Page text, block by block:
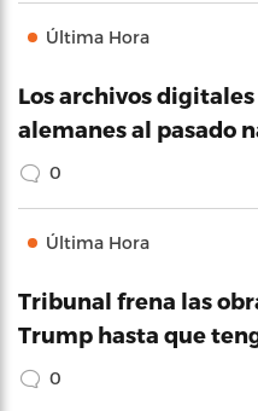
Última Hora
Los archivos
alemanes al pasado
0
Última Hora
Tribunal frena las
Trump hasta que
0